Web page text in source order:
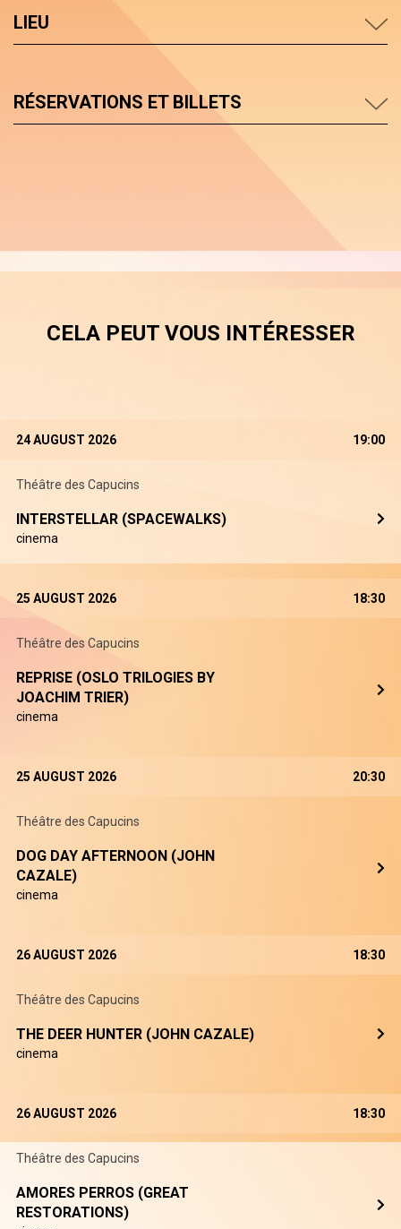
LIEU
RÉSERVATIONS ET BILLETS
CELA PEUT VOUS INTÉRESSER
24 AUGUST 2026 19:00
Théâtre des Capucins
INTERSTELLAR (SPACEWALKS)
cinema
25 AUGUST 2026 18:30
Théâtre des Capucins
REPRISE (OSLO TRILOGIES BY
JOACHIM TRIER)
cinema
25 AUGUST 2026 20:30
Théâtre des Capucins
DOG DAY AFTERNOON (JOHN
CAZALE)
cinema
26 AUGUST 2026 18:30
Théâtre des Capucins
THE DEER HUNTER (JOHN CAZALE)
cinema
26 AUGUST 2026 18:30
Théâtre des Capucins
AMORES PERROS (GREAT
RESTORATIONS)